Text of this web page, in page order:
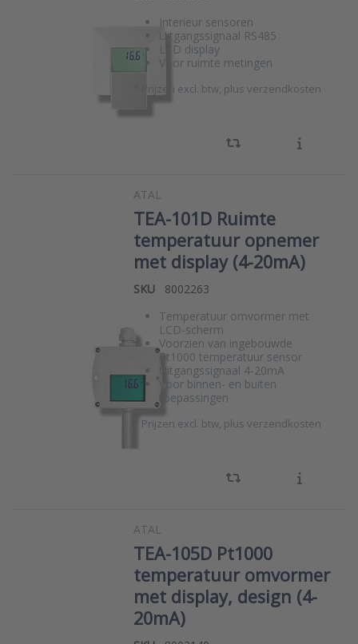
Interieur sensoren
Uitgangssignaal RS485
LCD display
Voor ruimte metingen
Prijzen excl. btw, plus verzendkosten
ATAL
TEA-101D Ruimte
temperatuur opnemer
met display (4-20mA)
SKU
8002263
Temperatuur omvormer met
LCD-scherm
Voorzien van ingebouwde
Pt1000 temperatuur sensor
Uitgangssignaal 4-20mA
Voor binnen- en buiten
toepassingen
Prijzen excl. btw, plus verzendkosten
ATAL
TEA-105D Pt1000
temperatuur omvormer
met display, design (4-
20mA)